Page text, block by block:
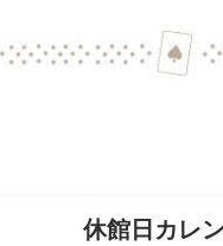
休館日カレ